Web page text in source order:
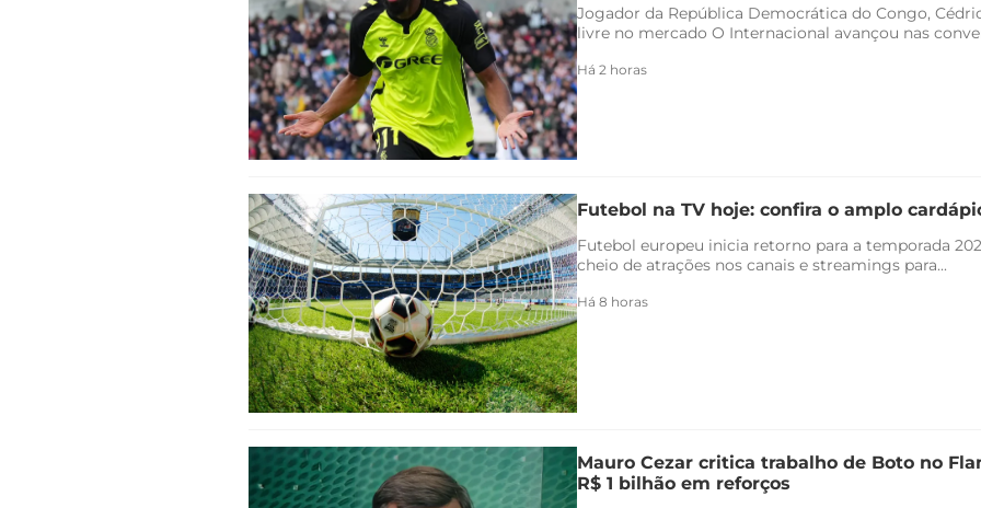
Jogador da República Democrática do Congo,
livre no mercado O Internacional avançou nas
Há 2 horas
Futebol na TV hoje: confira o amplo
Futebol europeu inicia retorno para a temporada
cheio de atrações nos canais e streamings para...
Há 8 horas
Mauro Cezar critica trabalho de Boto no
R$ 1 bilhão em reforços